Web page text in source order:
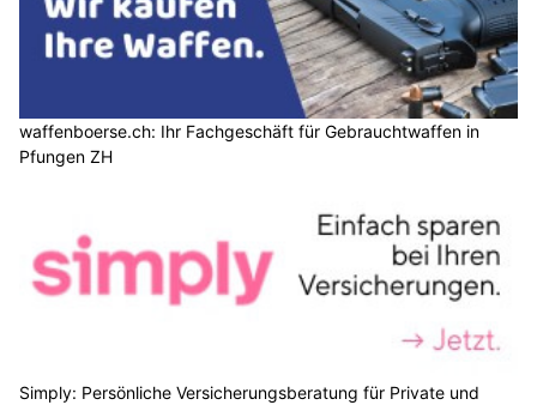
waffenboerse.ch: Ihr Fachgeschäft für Gebrauchtwaffen in
Pfungen ZH
Simply: Persönliche Versicherungsberatung für Private und